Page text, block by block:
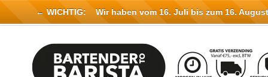
← WICHTIG: Wir haben vom 16. Juli bis zum 16.